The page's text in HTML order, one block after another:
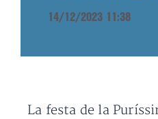
14/12/2023 11:38
La festa de la